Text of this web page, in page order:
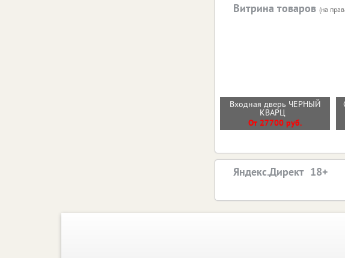
Витрина товаров (на
Входная дверь ЧЕРНЫЙ
КВАРЦ
От 27700 руб.
Яндекс.Директ